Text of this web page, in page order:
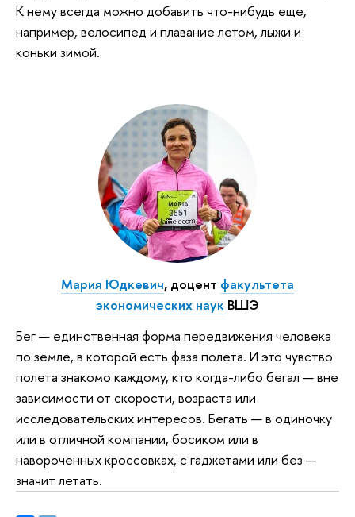
К нему всегда можно добавить что-нибудь еще,
например, велосипед и плавание летом, лыжи и
коньки зимой.
Мария Юдкевич, доцент факультета
экономических наук ВШЭ
Бег — единственная форма передвижения человека
по земле, в которой есть фаза полета. И это чувство
полета знакомо каждому, кто когда-либо бегал — вне
зависимости от скорости, возраста или
исследовательских интересов. Бегать — в одиночку
или в отличной компании, босиком или в
навороченных кроссовках, с гаджетами или без —
значит летать.